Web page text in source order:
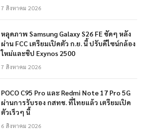
7 สิงหาคม 2026
หลุดภาพ Samsung Galaxy S26 FE ชัดๆ หลัง
ผ่าน FCC เตรียมเปิดตัว ก.ย. นี้ ปรับดีไซน์กล้อง
ใหม่และชิป Exynos 2500
7 สิงหาคม 2026
POCO C95 Pro และ Redmi Note 17 Pro 5G
ผ่านการรับรอง กสทช. ที่ไทยแล้ว เตรียมเปิด
ตัวเร็วๆ นี้
6 สิงหาคม 2026